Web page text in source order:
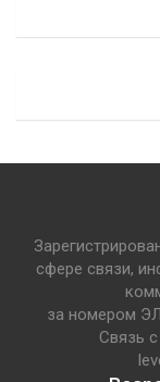
сфере связи,
за номером
Связь